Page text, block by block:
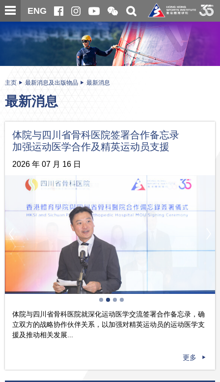
跳
至
内
ENG
开
合
微
信
二
维
码
关
搜
寻
内
主页 最新消息及出版物品 最新消息
最新消息
体院与四川省骨科医院签署合作备忘录
加强运动医学合作及精英运动员支援
2026 年 07 月 16 日
体院与四川省骨科医院就深化运动医学交流签署合作备忘录，确
立双方的战略协作伙伴关系，以加强对精英运动员的运动医学支
援及推动相关发展...
更多